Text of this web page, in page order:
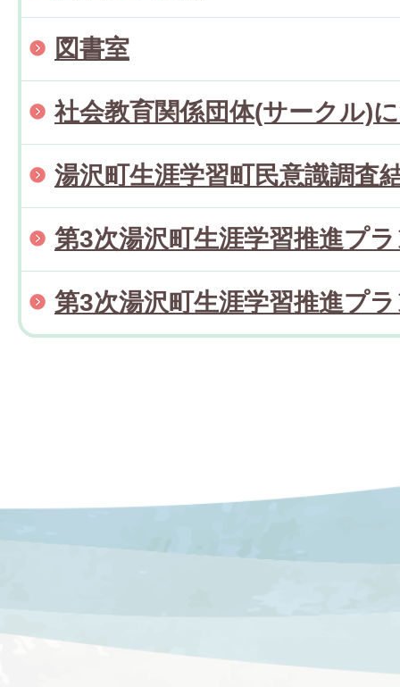
図書室
社会教育関係団体(サークル)
湯沢町生涯学習町民意識調査
第3次湯沢町生涯学習推進プ
第3次湯沢町生涯学習推進プ